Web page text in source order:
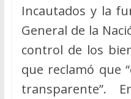
Incautados y la
General de la
control de los
que reclamó que
transparente”.